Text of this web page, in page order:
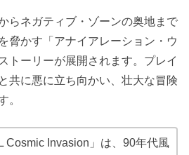
らネガティブ・ゾーンの奥地まで
脅かす「アナイアレーション・ウ
トーリーが展開されます。プレイ
共に悪に立ち向かい、壮大な冒険
。
Cosmic Invasion」は、90年代風